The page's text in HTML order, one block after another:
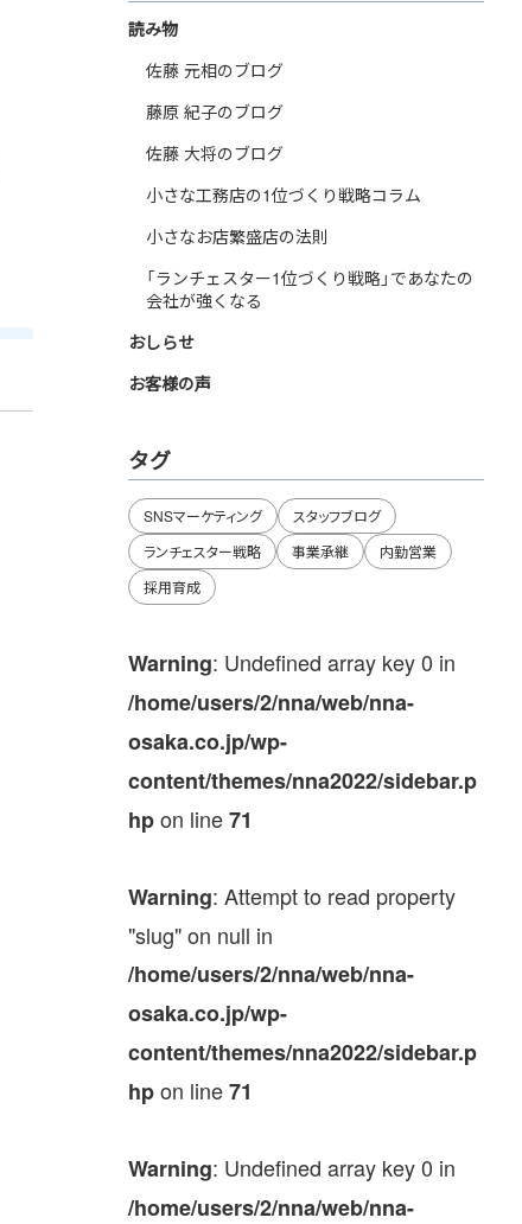
読み物
佐藤 元相のブログ
藤原 紀子のブログ
佐藤 大将のブログ
小さな工務店の1位づくり戦略コラム
小さなお店繁盛店の法則
「ランチェスター1位づくり戦略」であなたの
会社が強くなる
おしらせ
お客様の声
タグ
SNSマーケティング
スタッフブログ
ランチェスター戦略
事業承継
内勤営業
採用育成
Warning: Undefined array key 0 in
/home/users/2/nna/web/nna-
osaka.co.jp/wp-
content/themes/nna2022/sidebar.p
hpon line71
Warning: Attempt to read property
"slug" on null in
/home/users/2/nna/web/nna-
osaka.co.jp/wp-
content/themes/nna2022/sidebar.p
hpon line71
Warning: Undefined array key 0 in
/home/users/2/nna/web/nna-